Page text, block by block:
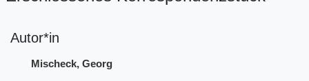
Autor*in
Mischeck, Georg